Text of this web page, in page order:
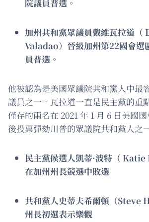
院議員普選。
加州共和黨眾議員戴維瓦拉道（
Valadao） 晉級加州第22國會選
員普選。
他被認為是美國眾議院共和黨人中最
議員之一。瓦拉道一直是民主黨的重
僅存的兩名在 2021 年 1 月 6 日美國
後投票彈劾川普的眾議院共和黨人之
民主黨候選人凱蒂·波特（
在加州州長競選中敗選
共和黨人史蒂夫希爾頓（Steve
州長初選表示樂觀